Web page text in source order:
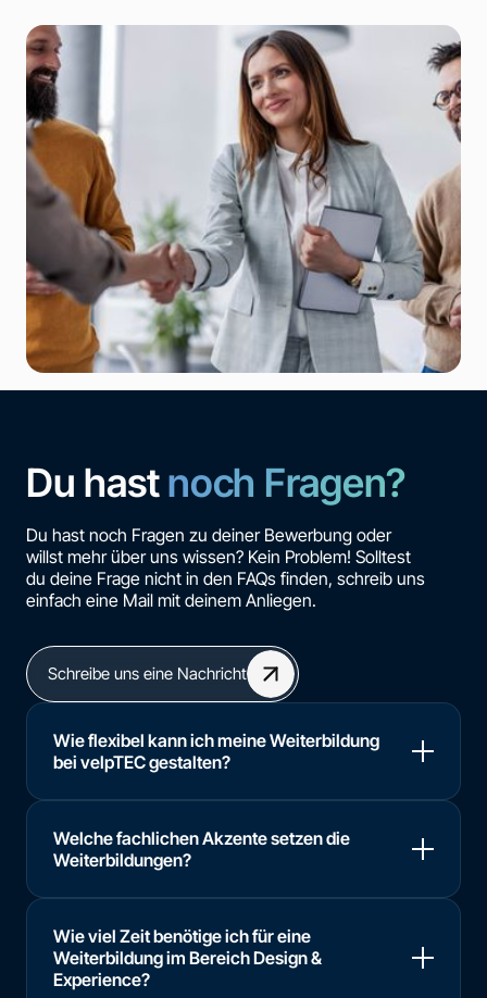
Du hastnoch Fragen?
Du hast noch Fragen zu deiner Bewerbung oder
willst mehr über uns wissen? Kein Problem! Solltest
du deine Frage nicht in den FAQs finden, schreib uns
einfach eine Mail mit deinem Anliegen.
Schreibe uns eine Nachricht
Wie flexibel kann ich meine Weiterbildung
bei velpTEC gestalten?
Welche fachlichen Akzente setzen die
Weiterbildungen?
Wie viel Zeit benötige ich für eine
Weiterbildung im Bereich Design &
Experience?